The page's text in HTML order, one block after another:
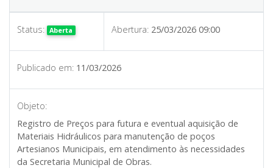
Status: Aberta Abertura: 25/03/2026 09:00
Publicado em: 11/03/2026
Objeto:
Registro de Preços para futura e eventual aquisição de
Materiais Hidráulicos para manutenção de poços
Artesianos Municipais, em atendimento às necessidades
da Secretaria Municipal de Obras.